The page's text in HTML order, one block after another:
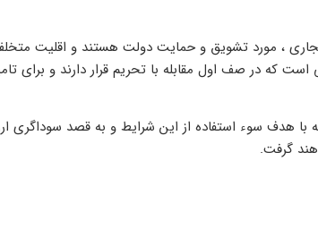
، مورد تشویق و حمایت دولت هستند و اقلیت
که در صف اول مقابله با تحریم قرار دارند و برای
هدف سوء استفاده از این شرایط و به قصد سوداگری
گرفت.